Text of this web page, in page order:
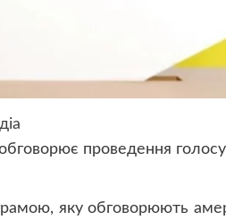
проведення
яку обговорюють